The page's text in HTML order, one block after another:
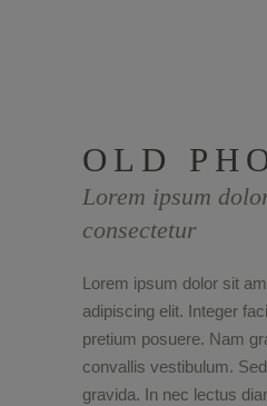
OLD
Lorem ipsum
consectetur
Lorem ipsum dolor sit
adipiscing elit. Integer
pretium posuere. Nam
convallis vestibulum.
gravida. In nec lectus